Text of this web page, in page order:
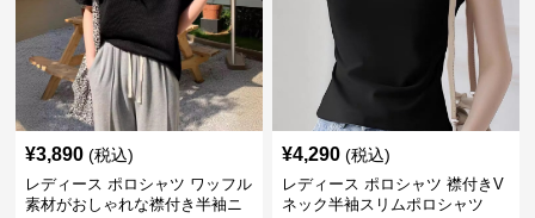
¥3,890 (税込)
レディース ポロシャツ ワッフル
素材がおしゃれな襟付き半袖ニ
¥4,290 (税込)
レディース ポロシャツ 襟付きV
ネック半袖スリムポロシャツ